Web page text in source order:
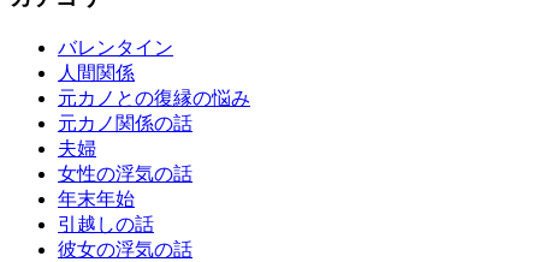
バレンタイン
人間関係
元カノとの復縁の悩み
元カノ関係の話
夫婦
女性の浮気の話
年末年始
引越しの話
彼女の浮気の話